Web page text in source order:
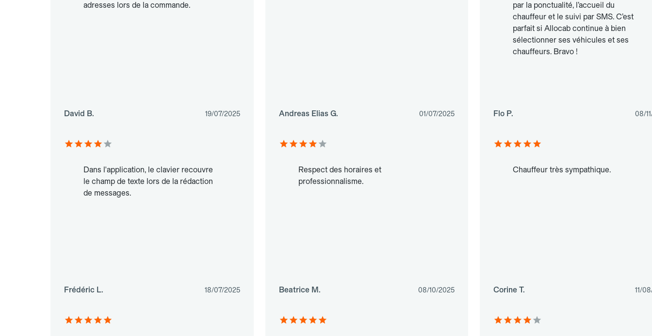
adresses lors de la commande.
David B. 19/07/2025 Andreas Elias G. 01/07/2025
par la ponctualité, l’accueil du
chauffeur et le suivi par SMS. C’est
parfait si Allocab continue à bien
sélectionner ses véhicules et ses
chauffeurs. Bravo !
Flo P. 08/
Dans l'application, le clavier recouvre
le champ de texte lors de la rédaction
de messages.
Frédéric L. 18/07/2025
Respect des horaires et
professionnalisme.
Beatrice M. 08/10/2025
Chauffeur très sympathique.
Corine T. 11/